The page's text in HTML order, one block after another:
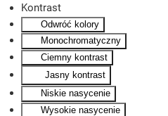
Kontrast
Odwróć kolory
Monochromatyczny
Ciemny kontrast
Jasny kontrast
Niskie nasycenie
Wysokie nasycenie
Skip to main content